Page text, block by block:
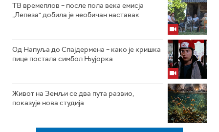
ТВ времеплов – после пола века емисја
„Лепеза" добила је необичан наставак
Од Напуља до Спајдермена – како је кришка
пице постала симбол Њујорка
Живот на Земљи се два пута развио,
показује нова студија